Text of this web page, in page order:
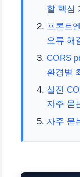
할 핵심
프론트
오류 해
CORS
환경별
실전
자주 묻
자주 묻